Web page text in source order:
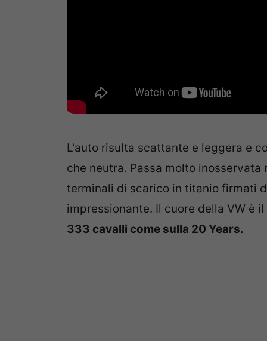
L’auto risulta scattante e leggera e
che neutra. Passa molto
terminali di scarico in titanio firmati
impressionante. Il cuore della VW è il
333 cavalli come sulla 20 Years.